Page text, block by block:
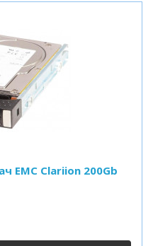
EMC Clariion 200Gb